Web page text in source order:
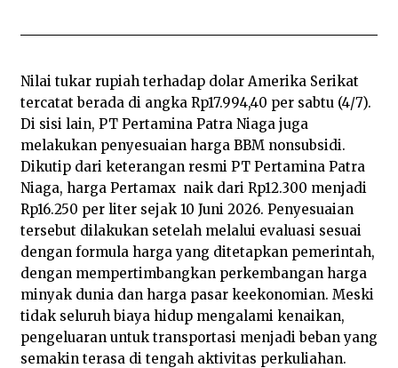
2
6
Nilai tukar rupiah terhadap dolar Amerika Serikat
tercatat berada di angka Rp17.994,40 per sabtu (4/7).
Di sisi lain, PT Pertamina Patra Niaga juga
melakukan penyesuaian harga BBM nonsubsidi.
Dikutip dari keterangan resmi PT Pertamina Patra
Niaga, harga Pertamax naik dari Rp12.300 menjadi
Rp16.250 per liter sejak 10 Juni 2026. Penyesuaian
tersebut dilakukan setelah melalui evaluasi sesuai
dengan formula harga yang ditetapkan pemerintah,
dengan mempertimbangkan perkembangan harga
minyak dunia dan harga pasar keekonomian. Meski
tidak seluruh biaya hidup mengalami kenaikan,
pengeluaran untuk transportasi menjadi beban yang
semakin terasa di tengah aktivitas perkuliahan.